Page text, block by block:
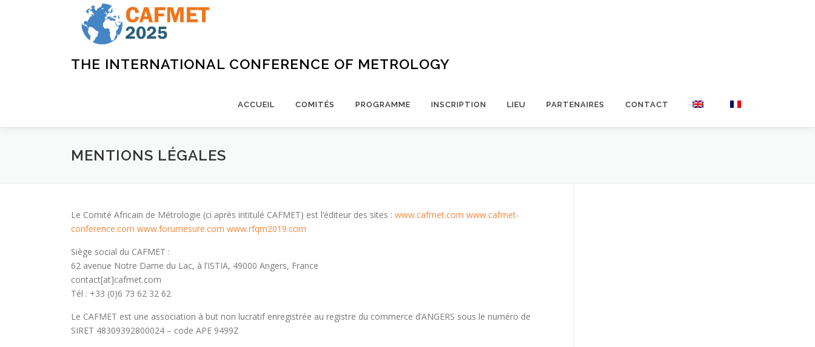
THE INTERNATIONAL CONFERENCE OF METROLOGY
ACCUEIL COMITÉS PROGRAMME INSCRIPTION LIEU PARTENAIRES CONTACT
MENTIONS LÉGALES
Le Comité Africain de Métrologie (ci après intitulé CAFMET) est l’éditeur des sites : www.cafmet.com www.cafmet-
conference.com www.forumesure.com www.rfqm2019.com
Siège social du CAFMET :
62 avenue Notre Dame du Lac, à l’ISTIA, 49000 Angers, France
contact[at]cafmet.com
Tél : +33 (0)6 73 62 32 62
Le CAFMET est une association à but non lucratif enregistrée au registre du commerce d’ANGERS sous le numéro de
SIRET 48309392800024 – code APE 9499Z